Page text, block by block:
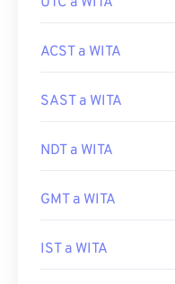
ACST a WITA
SAST a WITA
NDT a WITA
GMT a WITA
IST a WITA